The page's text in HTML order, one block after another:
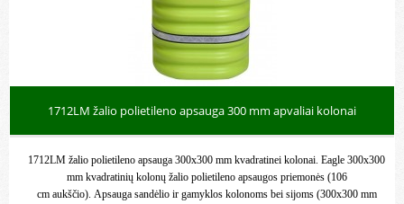
1712LM žalio polietileno apsauga 300 mm apvaliai kolonai
1712LM žalio polietileno apsauga 300x300 mm kvadratinei kolonai. Eagle 300x300
mm kvadratinių kolonų žalio polietileno apsaugos priemonės (106
cm aukščio). Apsauga sandėlio ir gamyklos kolonoms bei sijoms (300x300 mm